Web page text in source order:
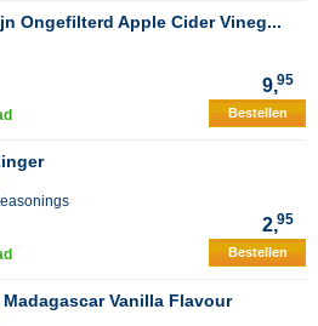
Ongefilterd Apple Cider Vineg...
9,95
Bestellen
2,95
Bestellen
Vanilla Flavour